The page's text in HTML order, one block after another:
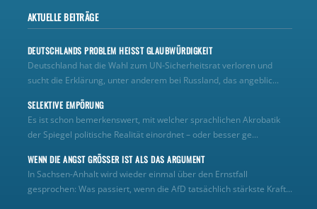
AKTUELLE BEITRÄGE
DEUTSCHLANDS PROBLEM HEISST GLAUBWÜRDIGKEIT
Deutschland hat die Wahl zum UN‑Sicherheitsrat verloren und
sucht die Erklärung, unter anderem bei Russland, das angeblic...
SELEKTIVE EMPÖRUNG
Es ist schon bemerkenswert, mit welcher sprachlichen Akrobatik
der Spiegel politische Realität einordnet – oder besser ge...
WENN DIE ANGST GRÖSSER IST ALS DAS ARGUMENT
In Sachsen-Anhalt wird wieder einmal über den Ernstfall
gesprochen: Was passiert, wenn die AfD tatsächlich stärkste Kraft...